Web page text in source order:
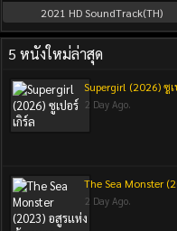
2021 HD SoundTrack(TH)
5 หนังใหม่ล่าสุด
Supergirl (2026) ซูเ
2 Day Ago.
The Sea Monster
2 Day Ago.